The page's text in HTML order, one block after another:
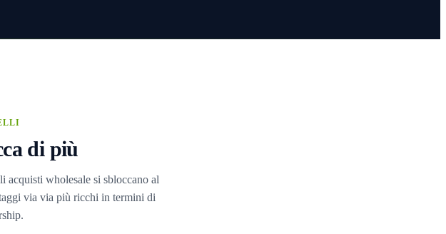
di più
acquisti wholesale si sbloccano al
via via più ricchi in termini di